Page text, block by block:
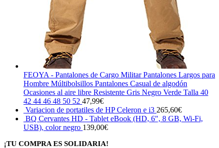
FEOYA - Pantalones de Cargo Militar Pantalones Largos para
Hombre Múltibolsillos Pantalones Casual de algodón
Ocasiones al aire libre Resistente Gris Negro Verde Talla 40
42 44 46 48 50 52 47,99€
Variacion de portatiles de HP Celeron e i3 265,60€
BQ Cervantes HD - Tablet eBook (HD, 6", 8 GB, Wi-Fi,
USB), color negro 139,00€
¡TU COMPRA ES SOLIDARIA!